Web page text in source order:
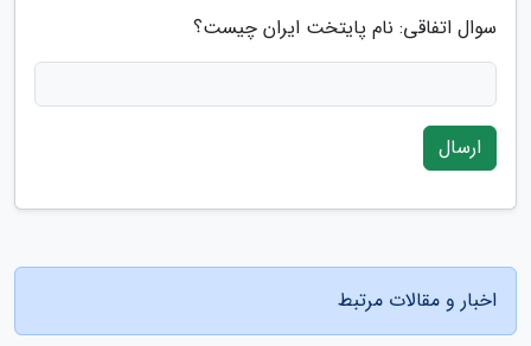
سوال اتفاقی: نام پایتخت ایران چیست؟
ارسال
اخبار و مقالات مرتبط